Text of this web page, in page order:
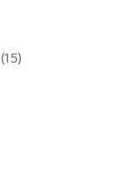
(15)